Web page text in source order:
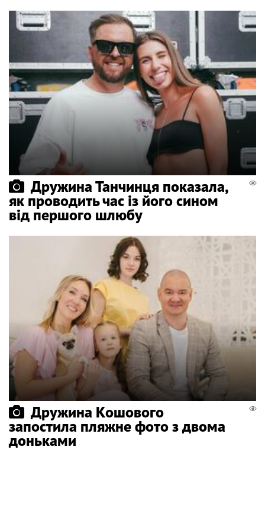
Дружина Танчинця показала,
як проводить час із його сином
від першого шлюбу
Дружина Кошового
запостила пляжне фото з двома
доньками